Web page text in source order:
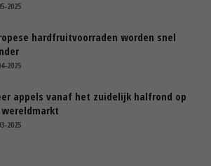
2025
hardfruitvoorraden worden snel
2025
appels vanaf het zuidelijk halfrond op
2025